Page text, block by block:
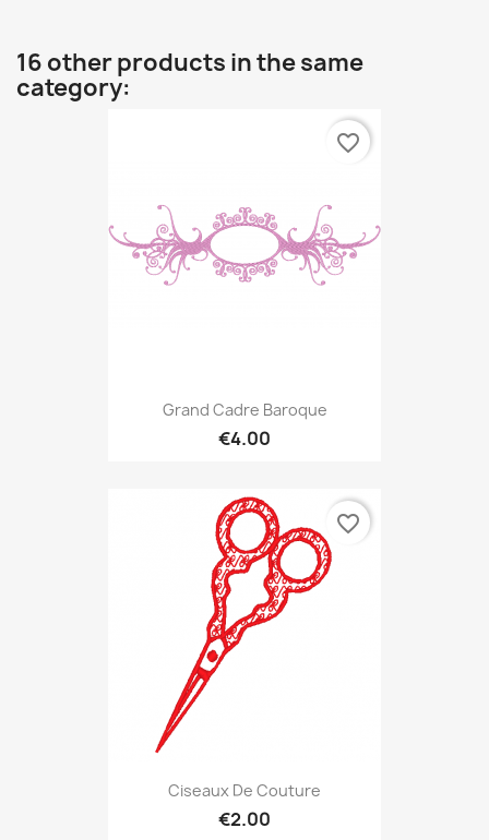
16 other products in the same
category:
Grand Cadre Baroque
€4.00
favorite_border
Ciseaux De Couture
€2.00
favorite_border